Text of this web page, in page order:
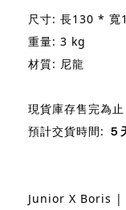
尺寸: 長130 * 寬
重量: 3 kg
材質: 尼龍
現貨庫存售完為止
預計交貨時間: ５
Junior X Boris